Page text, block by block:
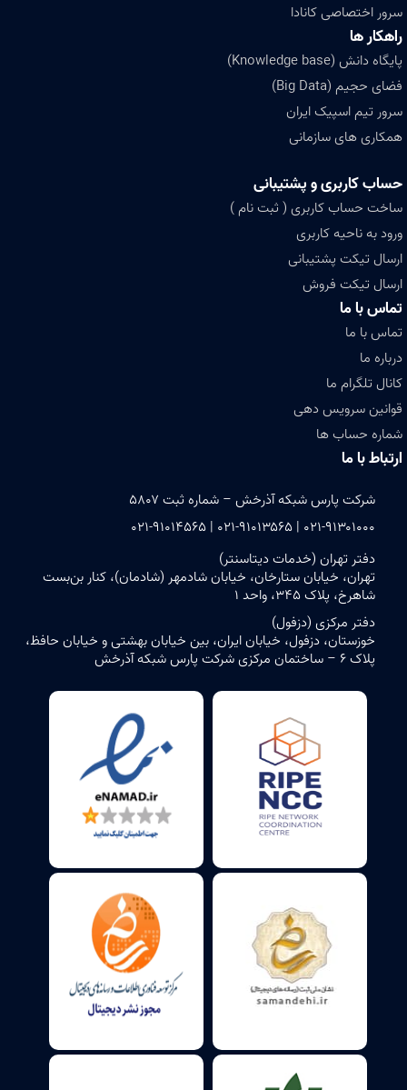
سرور اختصاصی کانادا
راهکار ها
پایگاه دانش (Knowledge base)
فضای حجیم (Big Data)
سرور تیم اسپیک ایران
همکاری های سازمانی
حساب کاربری و پشتیبانی
ساخت حساب کاربری ( ثبت نام )
ورود به ناحیه کاربری
ارسال تیکت پشتیبانی
ارسال تیکت فروش
تماس با ما
تماس با ما
درباره ما
کانال تلگرام ما
قوانین سرویس دهی
شماره حساب ها
ارتباط با ما
شرکت پارس شبکه آذرخش – شماره ثبت ۵۸۰۷
۰۲۱-۹۱۳۰۱۰۰۰ | ۰۲۱-۹۱۰۱۳۵۶۵ | ۰۲۱-۹۱۰۱۴۵۶۵
دفتر تهران (خدمات دیتاسنتر)
تهران، خیابان ستارخان، خیابان شادمهر (شادمان)، کنار بن‌بست
شاهرخ، پلاک ۳۴۵، واحد ۱
دفتر مرکزی (دزفول)
خوزستان، دزفول، خیابان ایران، بین خیابان بهشتی و خیابان حافظ،
پلاک ۶ – ساختمان مرکزی شرکت پارس شبکه آذرخش